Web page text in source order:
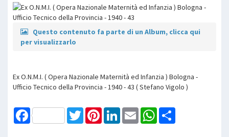
Questo contenuto fa parte di un Album, clicca qui
per visualizzarlo
Ex O.N.M.I. ( Opera Nazionale Maternità ed Infanzia ) Bologna -
Ufficio Tecnico della Provincia - 1940 - 43 ( Stefano Vigolo )
Facebook TwitterPinterestLinkedInEmail WhatsApp